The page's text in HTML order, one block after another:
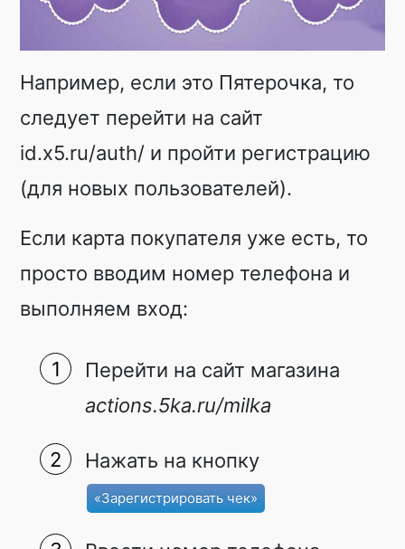
Например, если это Пятерочка, то
следует перейти на сайт
id.x5.ru/auth/ и пройти регистрацию
(для новых пользователей).
Если карта покупателя уже есть, то
просто вводим номер телефона и
выполняем вход:
Перейти на сайт магазина
actions.5ka.ru/milka
Нажать на кнопку
«Зарегистрировать чек»